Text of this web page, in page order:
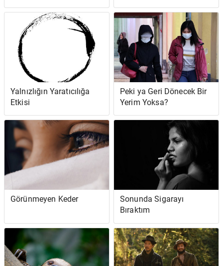
Yalnızlığın Yaratıcılığa
Etkisi
Peki ya Geri Dönecek Bir
Yerim Yoksa?
Görünmeyen Keder
Sonunda Sigarayı
Bıraktım